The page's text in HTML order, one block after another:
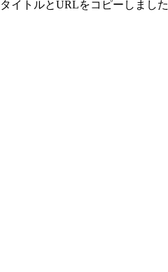
タイトルとURLをコピーしました